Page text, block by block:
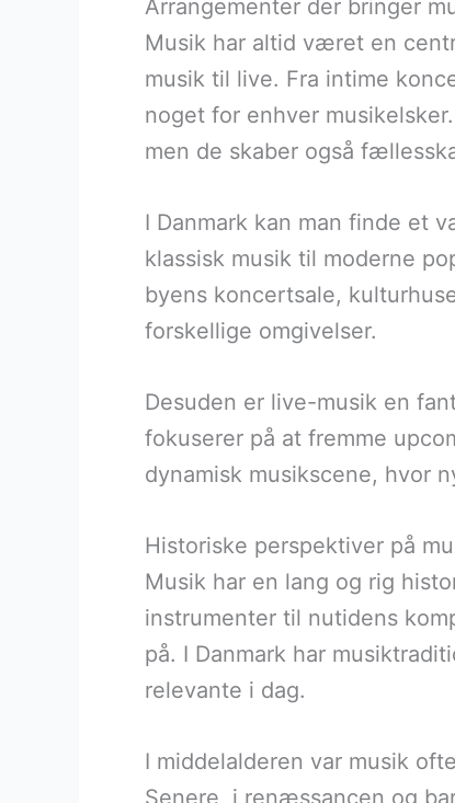
Arrangementer der bringer
Musik har altid været en
musik til live. Fra intime
noget for enhver
men de skaber også
I Danmark kan man finde et
klassisk musik til moderne
byens koncertsale,
forskellige omgivelser.
Desuden er live-musik en
fokuserer på at fremme
dynamisk musikscene, hvor
Historiske perspektiver på
Musik har en lang og rig
instrumenter til nutidens
på. I Danmark har
relevante i dag.
I middelalderen var musik
Senere, i renæssancen og